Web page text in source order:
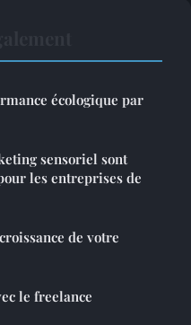
écologique par
sensoriel sont
les entreprises de
de votre
le freelance